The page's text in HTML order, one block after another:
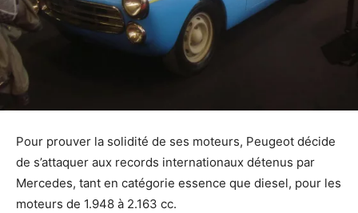
Pour prouver la solidité de ses moteurs, Peugeot décide
de s’attaquer aux records internationaux détenus par
Mercedes, tant en catégorie essence que diesel, pour les
moteurs de 1.948 à 2.163 cc.